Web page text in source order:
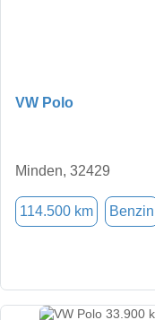
VW Polo
Minden, 32429
114.500 km Benzin